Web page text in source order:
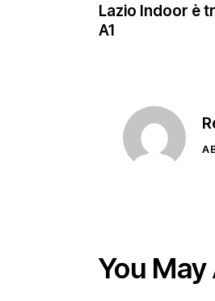
Lazio Indoor è
A1
You